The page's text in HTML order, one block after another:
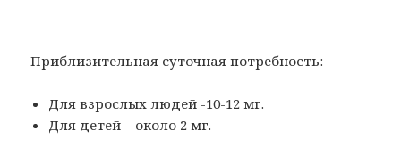
Приблизительная суточная потребность:
Для взрослых людей -10-12 мг.
Для детей – около 2 мг.